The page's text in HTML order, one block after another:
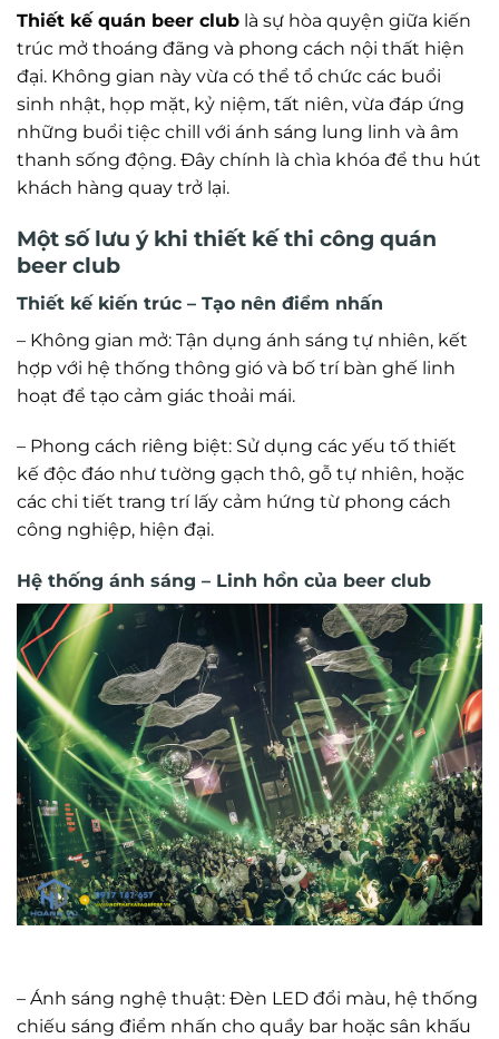
Thiết kế quán beer club là sự hòa quyện giữa kiến
trúc mở thoáng đãng và phong cách nội thất hiện
đại. Không gian này vừa có thể tổ chức các buổi
sinh nhật, họp mặt, kỷ niệm, tất niên, vừa đáp ứng
những buổi tiệc chill với ánh sáng lung linh và âm
thanh sống động. Đây chính là chìa khóa để thu hút
khách hàng quay trở lại.
Một số lưu ý khi thiết kế thi công quán
beer club
Thiết kế kiến trúc – Tạo nên điểm nhấn
– Không gian mở: Tận dụng ánh sáng tự nhiên, kết
hợp với hệ thống thông gió và bố trí bàn ghế linh
hoạt để tạo cảm giác thoải mái.
– Phong cách riêng biệt: Sử dụng các yếu tố thiết
kế độc đáo như tường gạch thô, gỗ tự nhiên, hoặc
các chi tiết trang trí lấy cảm hứng từ phong cách
công nghiệp, hiện đại.
Hệ thống ánh sáng – Linh hồn của beer club
– Ánh sáng nghệ thuật: Đèn LED đổi màu, hệ thống
chiếu sáng điểm nhấn cho quầy bar hoặc sân khấu